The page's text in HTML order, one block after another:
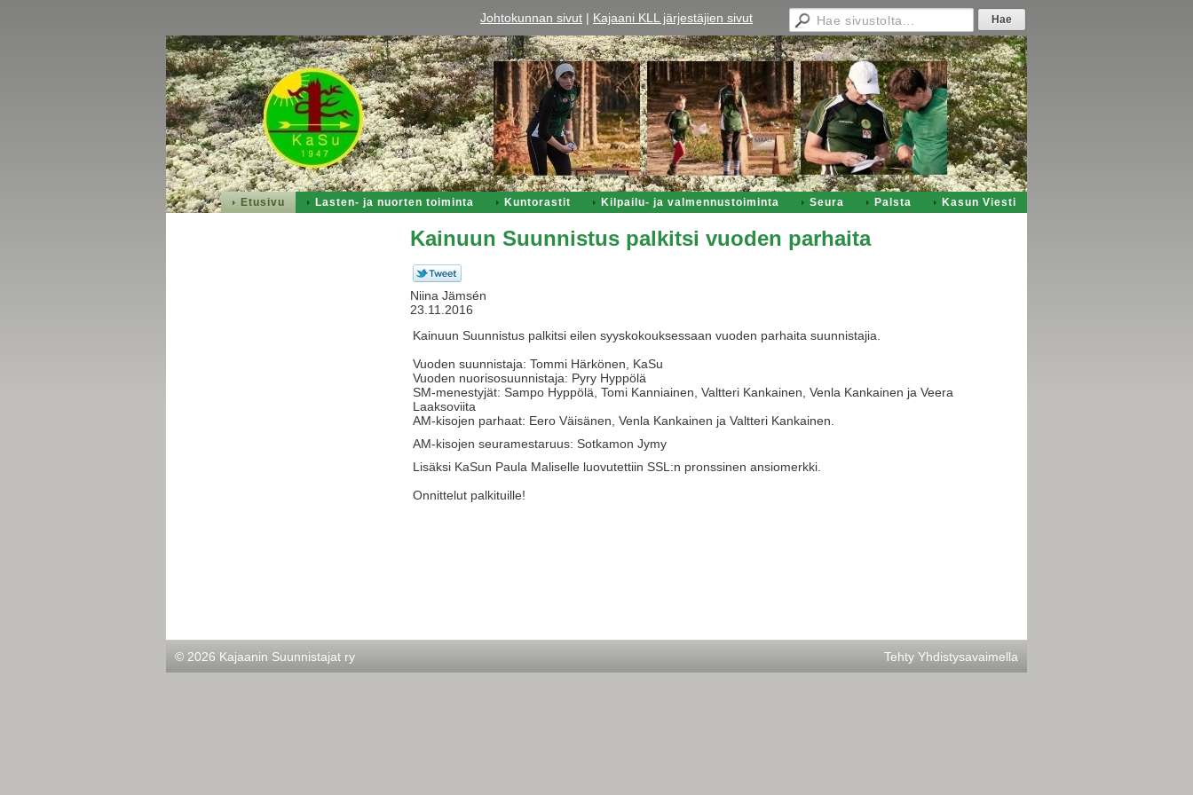
Johtokunnan sivut | Kajaani KLL järjestäjien sivut
Etusivu Lasten- ja nuorten toiminta Kuntorastit Kilpailu- ja valmennustoiminta Seura Palsta Kasun Viesti
Kainuun Suunnistus palkitsi vuoden parhaita
Niina Jämsén
23.11.2016
Kainuun Suunnistus palkitsi eilen syyskokouksessaan vuoden parhaita suunnistajia.
Vuoden suunnistaja: Tommi Härkönen, KaSu
Vuoden nuorisosuunnistaja: Pyry Hyppölä
SM-menestyjät: Sampo Hyppölä, Tomi Kanniainen, Valtteri Kankainen, Venla Kankainen ja Veera
Laaksoviita
AM-kisojen parhaat: Eero Väisänen, Venla Kankainen ja Valtteri Kankainen.
AM-kisojen seuramestaruus: Sotkamon Jymy
Lisäksi KaSun Paula Maliselle luovutettiin SSL:n pronssinen ansiomerkki.
Onnittelut palkituille!
Tehty Yhdistysavaimella
© 2026 Kajaanin Suunnistajat ry